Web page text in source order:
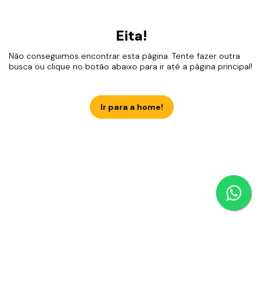
Eita!
Não conseguimos encontrar esta página. Tente fazer outra
busca ou clique no botão abaixo para ir até a página principal!
Ir para a home!